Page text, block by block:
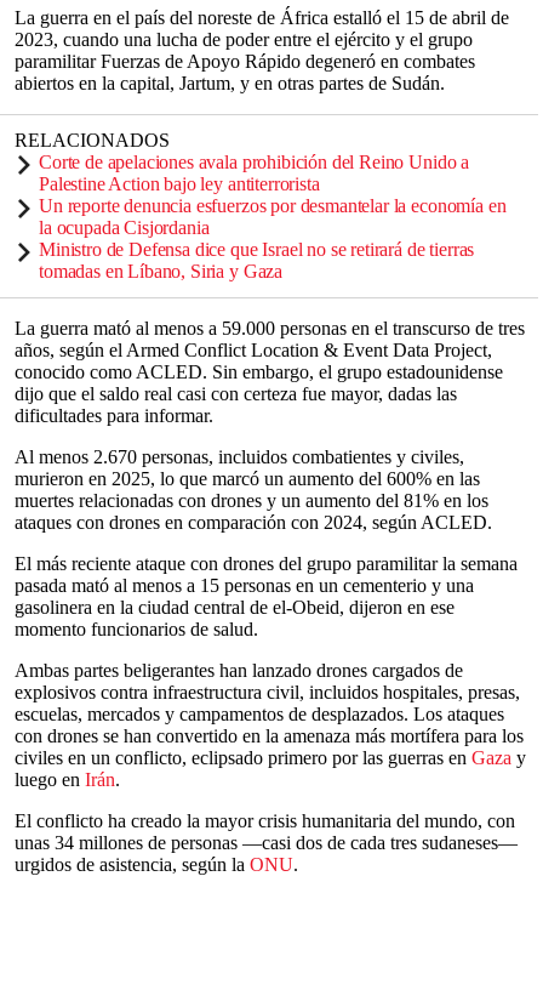
La guerra en el país del noreste de África estalló el 15 de abril de
2023, cuando una lucha de poder entre el ejército y el grupo
paramilitar Fuerzas de Apoyo Rápido degeneró en combates
abiertos en la capital, Jartum, y en otras partes de Sudán.
RELACIONADOS
Corte de apelaciones avala prohibición del Reino Unido a
Palestine Action bajo ley antiterrorista
Un reporte denuncia esfuerzos por desmantelar la economía en
la ocupada Cisjordania
Ministro de Defensa dice que Israel no se retirará de tierras
tomadas en Líbano, Siria y Gaza
La guerra mató al menos a 59.000 personas en el transcurso de tres
años, según el Armed Conflict Location & Event Data Project,
conocido como ACLED. Sin embargo, el grupo estadounidense
dijo que el saldo real casi con certeza fue mayor, dadas las
dificultades para informar.
Al menos 2.670 personas, incluidos combatientes y civiles,
murieron en 2025, lo que marcó un aumento del 600% en las
muertes relacionadas con drones y un aumento del 81% en los
ataques con drones en comparación con 2024, según ACLED.
El más reciente ataque con drones del grupo paramilitar la semana
pasada mató al menos a 15 personas en un cementerio y una
gasolinera en la ciudad central de el-Obeid, dijeron en ese
momento funcionarios de salud.
Ambas partes beligerantes han lanzado drones cargados de
explosivos contra infraestructura civil, incluidos hospitales, presas,
escuelas, mercados y campamentos de desplazados. Los ataques
con drones se han convertido en la amenaza más mortífera para los
civiles en un conflicto, eclipsado primero por las guerras en Gaza y
luego en Irán.
El conflicto ha creado la mayor crisis humanitaria del mundo, con
unas 34 millones de personas —casi dos de cada tres sudaneses—
urgidos de asistencia, según la ONU.